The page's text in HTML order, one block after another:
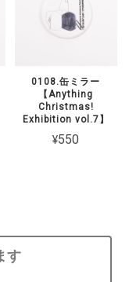
0108.缶ミラー
【Anything
Christmas!
Exhibition vol.7】
¥550
す